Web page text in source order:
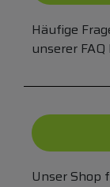
Häufige
unserer
Unser Shop